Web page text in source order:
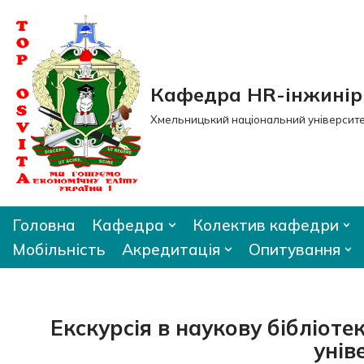
Перейти
до
вмісту
Кафедра HR-
Хмельницький національний
Головна Кафедра
Колектив кафедри
Мобільність
Акредитація Опитування
Екскурсія в наукову